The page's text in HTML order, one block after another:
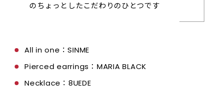
のちょっとしたこだわりのひとつです
All in one：SINME
Pierced earrings：MARIA BLACK
Necklace：8UEDE